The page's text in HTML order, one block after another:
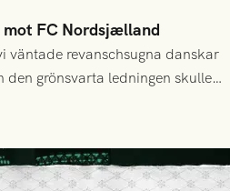
FC Nordsjælland
väntade revanschsugna danskar
den grönsvarta ledningen skulle
spelad. På lika mark visade
europaäventyret tog slut.